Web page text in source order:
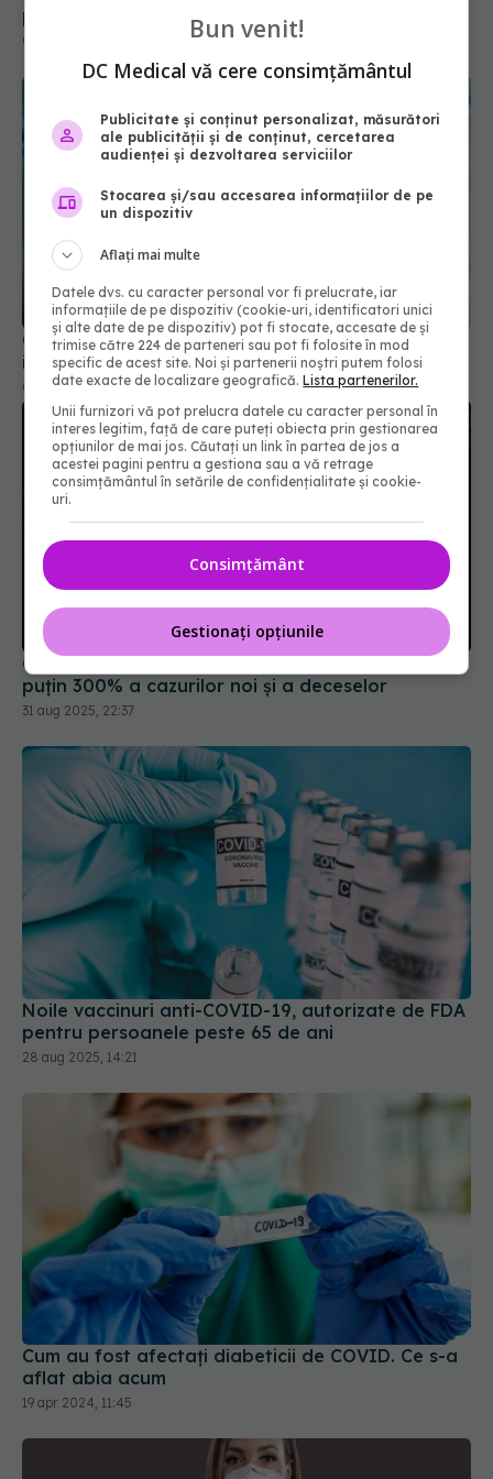
persistente și efecte asupra calității vieții
05 aug 2024, 20:19
COVID, impact pe termen lung asupra sistemului
imunitar. Schimbările sunt semnificative
04 aug 2024, 11:26
COVID-19, în creștere. Jurma: Creștere de cel
puțin 300% a cazurilor noi și a deceselor
31 aug 2025, 22:37
Noile vaccinuri anti-COVID-19, autorizate de FDA
pentru persoanele peste 65 de ani
28 aug 2025, 14:21
Cum au fost afectați diabeticii de COVID. Ce s-a
aflat abia acum
19 apr 2024, 11:45
Bun venit!
DC Medical vă cere consimțământul
Publicitate și conținut personalizat, măsurători
ale publicității și de conținut, cercetarea
audienței și dezvoltarea serviciilor
Stocarea și/sau accesarea informațiilor de pe
un dispozitiv
Aflați mai multe
Datele dvs. cu caracter personal vor fi prelucrate, iar
informațiile de pe dispozitiv (cookie-uri, identificatori unici
și alte date de pe dispozitiv) pot fi stocate, accesate de și
trimise către 224 de parteneri sau pot fi folosite în mod
specific de acest site. Noi și partenerii noștri putem folosi
date exacte de localizare geografică.Lista partenerilor.
Unii furnizori vă pot prelucra datele cu caracter personal în
interes legitim, față de care puteți obiecta prin gestionarea
opțiunilor de mai jos. Căutați un link în partea de jos a
acestei pagini pentru a gestiona sau a vă retrage
consimțământul în setările de confidențialitate și cookie-
uri.
Consimțământ
Gestionați opțiunile